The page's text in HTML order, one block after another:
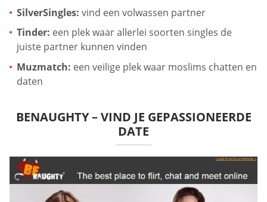
SilverSingles: vind een volwassen partner
Tinder: een plek waar allerlei soorten singles de
juiste partner kunnen vinden
Muzmatch: een veilige plek waar moslims chatten en
daten
BENAUGHTY – VIND JE GEPASSIONEERDE
DATE